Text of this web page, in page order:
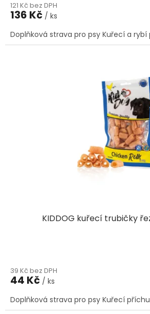
121 Kč bez DPH
136 Kč / ks
Doplňková strava pro psy Kuřecí a
KIDDOG kuřecí trubičky
39 Kč bez DPH
44 Kč / ks
Doplňková strava pro psy Kuřecí